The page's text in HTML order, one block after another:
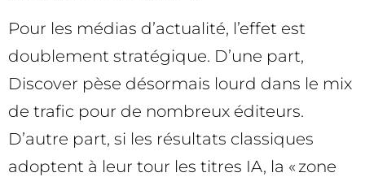
Pour les médias d’actualité, l’effet est
doublement stratégique. D’une part,
Discover pèse désormais lourd dans le mix
de trafic pour de nombreux éditeurs.
D’autre part, si les résultats classiques
adoptent à leur tour les titres IA, la « zone